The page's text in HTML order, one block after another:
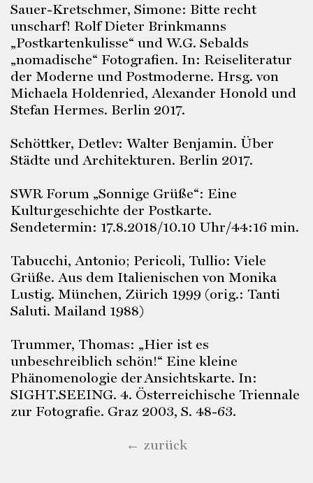
Sauer-Kretschmer, Simone: Bitte recht
unscharf! Rolf Dieter Brinkmanns
„Postkartenkulisse“ und W.G. Sebalds
„nomadische“ Fotografien. In: Reiseliteratur
der Moderne und Postmoderne. Hrsg. von
Michaela Holdenried, Alexander Honold und
Stefan Hermes. Berlin 2017.
Schöttker, Detlev: Walter Benjamin. Über
Städte und Architekturen. Berlin 2017.
SWR Forum „Sonnige Grüße“: Eine
Kulturgeschichte der Postkarte.
Sendetermin: 17.8.2018/10.10 Uhr/44:16 min.
Tabucchi, Antonio; Pericoli, Tullio: Viele
Grüße. Aus dem Italienischen von Monika
Lustig. München, Zürich 1999 (orig.: Tanti
Saluti. Mailand 1988)
Trummer, Thomas: „Hier ist es
unbeschreiblich schön!“ Eine kleine
Phänomenologie derAnsichtskarte. In:
SIGHT.SEEING. 4. Österreichische Triennale
zur Fotografie. Graz 2003, S. 48-63.
← zurück